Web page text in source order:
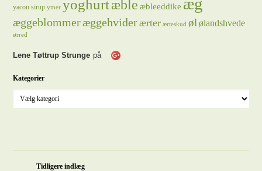
yacon sirup ymer yoghurtæble æbleeddike
æggeblommeræggehviderærter ærteskud øl ølandshvede
ørred
Lene Tøttrup Strunge på
Kategorier
Tidligere indlæg